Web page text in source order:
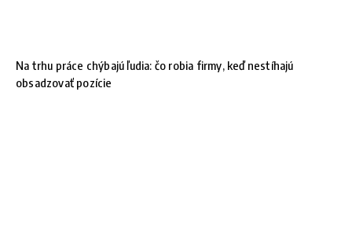
Na trhu práce chýbajú ľudia: čo robia firmy, keď nestíhajú
obsadzovať pozície